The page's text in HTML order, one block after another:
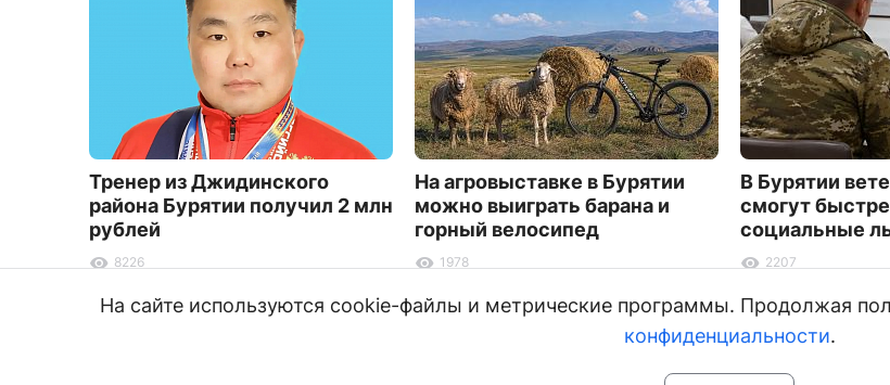
Тренер из Джидинского
района Бурятии получил 2 млн
рублей
8226
На агровыставке в Бурятии
можно выиграть барана и
горный велосипед
1978
В Бурятии
смогут
социальные
2207
На сайте используются cookie-файлы и метрические программы. Продолжая
конфиденциальности.